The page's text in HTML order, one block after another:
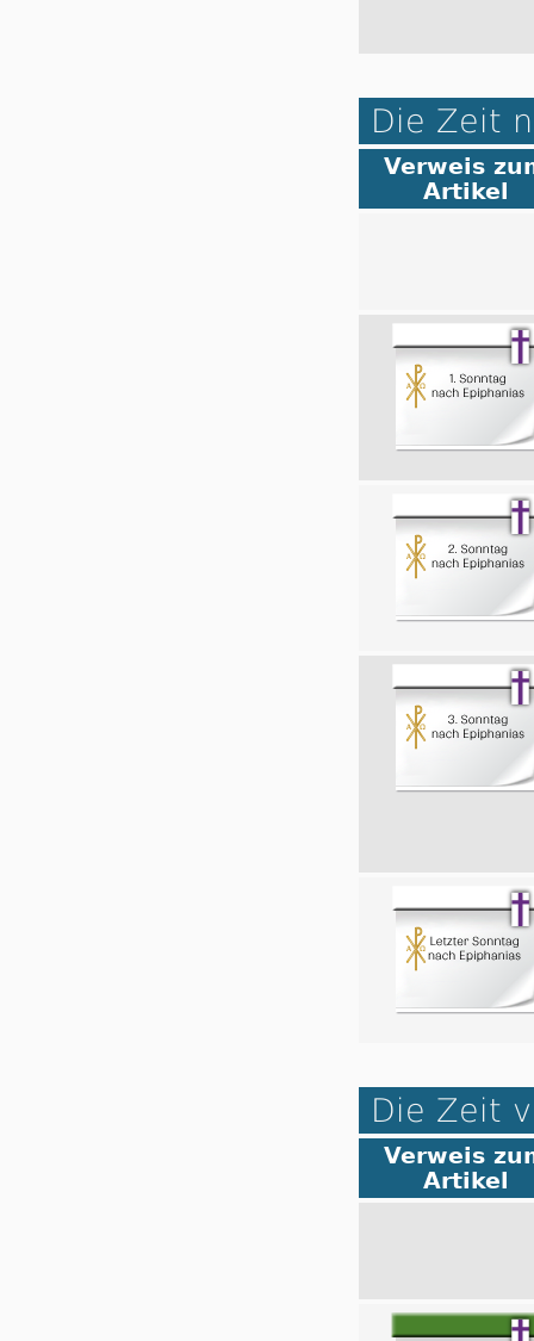
Die Zeit
Verweis
Artikel
Die Zeit
Verweis
Artikel